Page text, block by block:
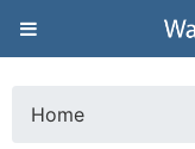
葳
格Home